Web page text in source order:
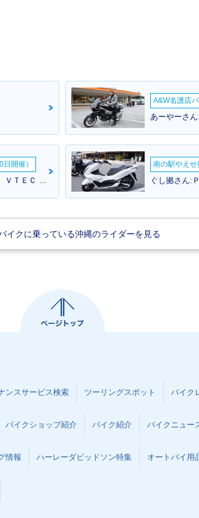
A&W名護店
あーやーさ
開催）
マサさん:ＣＢ４００Ｓｕｐｅｒ Ｆｏｕｒ ＶＴＥＣ ＳＰＥＣ２(ホンダ)
南の駅やえせ
ぐし拠さん:
イクに乗っている沖縄のライダーを見る
ンスサービス検索 ツーリングスポット バイク
バイクショップ紹介 バイク紹介 バイクニュー
情報 ハーレーダビッドソン特集 オートバイ用